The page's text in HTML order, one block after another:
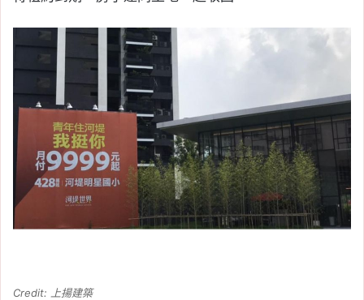
Credit: 上揚建築